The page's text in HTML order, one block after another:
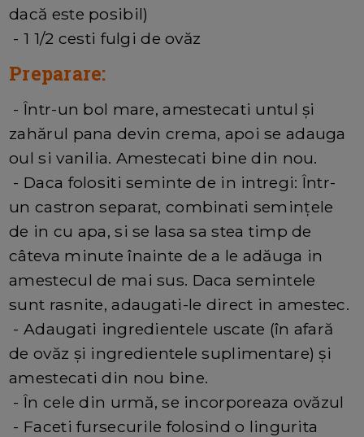
dacă este posibil)
- 1 1/2 cesti fulgi de ovăz
Preparare:
- Într-un bol mare, amestecati untul și
zahărul pana devin crema, apoi se adauga
oul si vanilia. Amestecati bine din nou.
- Daca folositi seminte de in intregi: Într-
un castron separat, combinati semințele
de in cu apa, si se lasa sa stea timp de
câteva minute înainte de a le adăuga in
amestecul de mai sus. Daca semintele
sunt rasnite, adaugati-le direct in amestec.
- Adaugati ingredientele uscate (în afară
de ovăz și ingredientele suplimentare) și
amestecati din nou bine.
- În cele din urmă, se incorporeaza ovăzul
- Faceti fursecurile folosind o lingurita